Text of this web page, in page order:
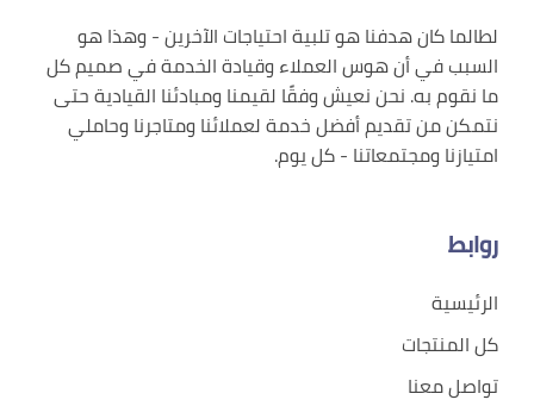
لطالما كان هدفنا هو تلبية احتياجات الآخرين - وهذا هو
السبب في أن هوس العملاء وقيادة الخدمة في صميم كل
ما نقوم به. نحن نعيش وفقًا لقيمنا ومبادئنا القيادية حتى
نتمكن من تقديم أفضل خدمة لعملائنا ومتاجرنا وحاملي
امتيازنا ومجتمعاتنا - كل يوم.
روابط
الرئيسية
كل المنتجات
تواصل معنا